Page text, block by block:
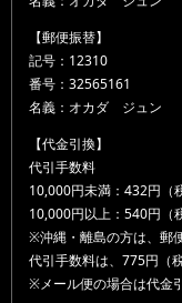
【郵便振替】
記号：12310
番号：32565161
名義：オカダ ジュン
【代金引換】
代引手数料
10,000円未満：432円（
10,000円以上：540円（
※沖縄・離島の方は、郵
代引手数料は、775円（
※メール便の場合は代金